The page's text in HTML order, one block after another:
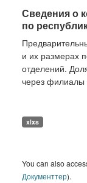
Сведения о
по
и их размерах
отделений.
через
xlxs
You can also
Документтер).